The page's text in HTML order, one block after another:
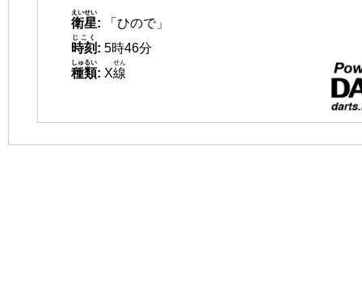
衛星
えいせい
:
「ひので」
時刻
じこく
: 5時46分
種類
しゅるい
: X線
せん